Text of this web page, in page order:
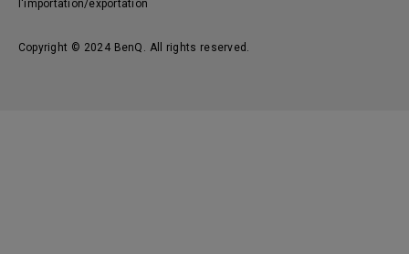
Copyright © 2024 BenQ. All rights reserved.
l'importation/exportation